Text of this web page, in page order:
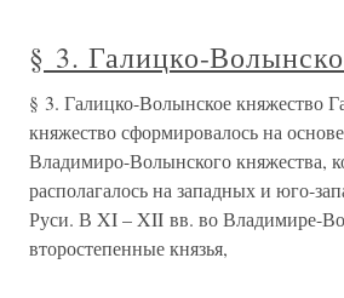
§ 3. Галицко-
§ 3. Галицко-Волынское княжество
княжество сформировалось на
Владимиро-Волынского княжества,
располагалось на западных и юго-
Руси. В XI – XII вв. во Владимире-
второстепенные князья,